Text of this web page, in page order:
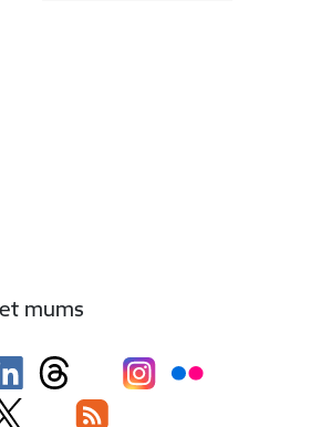
mums